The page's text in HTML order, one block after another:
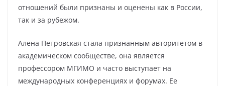
отношений были признаны и оценены как в России,
так и за рубежом.
Алена Петровская стала признанным авторитетом в
академическом сообществе, она является
профессором МГИМО и часто выступает на
международных конференциях и форумах. Ее